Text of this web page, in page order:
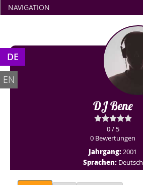
NAVIGATION
DE
EN
DJ Bene
0 / 5
0 Bewertungen
Jahrgang:2001
Sprachen: Deutsch